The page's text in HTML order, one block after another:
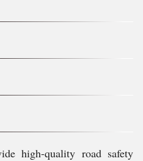
high-quality road safety